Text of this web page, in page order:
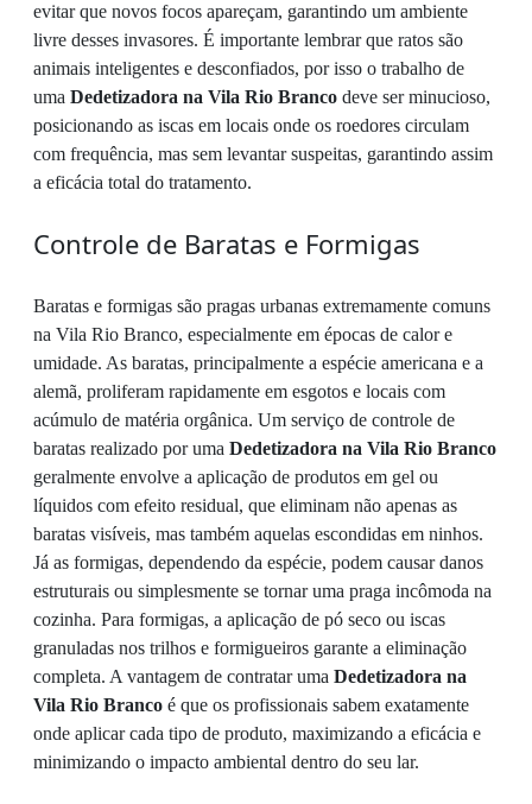
evitar que novos focos apareçam, garantindo um ambiente
livre desses invasores. É importante lembrar que ratos são
animais inteligentes e desconfiados, por isso o trabalho de
uma Dedetizadora na Vila Rio Branco deve ser minucioso,
posicionando as iscas em locais onde os roedores circulam
com frequência, mas sem levantar suspeitas, garantindo assim
a eficácia total do tratamento.
Controle de Baratas e Formigas
Baratas e formigas são pragas urbanas extremamente comuns
na Vila Rio Branco, especialmente em épocas de calor e
umidade. As baratas, principalmente a espécie americana e a
alemã, proliferam rapidamente em esgotos e locais com
acúmulo de matéria orgânica. Um serviço de controle de
baratas realizado por uma Dedetizadora na Vila Rio Branco
geralmente envolve a aplicação de produtos em gel ou
líquidos com efeito residual, que eliminam não apenas as
baratas visíveis, mas também aquelas escondidas em ninhos.
Já as formigas, dependendo da espécie, podem causar danos
estruturais ou simplesmente se tornar uma praga incômoda na
cozinha. Para formigas, a aplicação de pó seco ou iscas
granuladas nos trilhos e formigueiros garante a eliminação
completa. A vantagem de contratar uma Dedetizadora na
Vila Rio Branco é que os profissionais sabem exatamente
onde aplicar cada tipo de produto, maximizando a eficácia e
minimizando o impacto ambiental dentro do seu lar.